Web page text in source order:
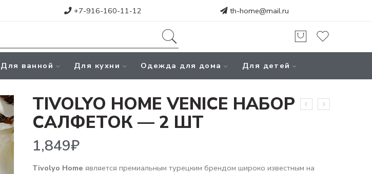
+7-916-160-11-12 th-home@mail.ru
Для ванной Для кухни Одежда для дома Для детей
TIVOLYO HOME VENICE НАБОР
САЛФЕТОК — 2 ШТ
1,849₽
Tivolyo Home является премиальным турецким брендом широко известным на